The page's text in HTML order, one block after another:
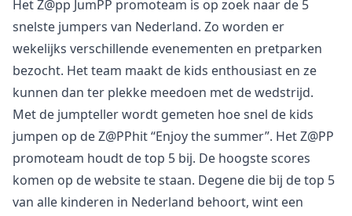
Het Z@pp JumPP promoteam is op zoek naar de 5
snelste jumpers van Nederland. Zo worden er
wekelijks verschillende evenementen en pretparken
bezocht. Het team maakt de kids enthousiast en ze
kunnen dan ter plekke meedoen met de wedstrijd.
Met de jumpteller wordt gemeten hoe snel de kids
jumpen op de Z@PPhit “Enjoy the summer”. Het Z@PP
promoteam houdt de top 5 bij. De hoogste scores
komen op de website te staan. Degene die bij de top 5
van alle kinderen in Nederland behoort, wint een